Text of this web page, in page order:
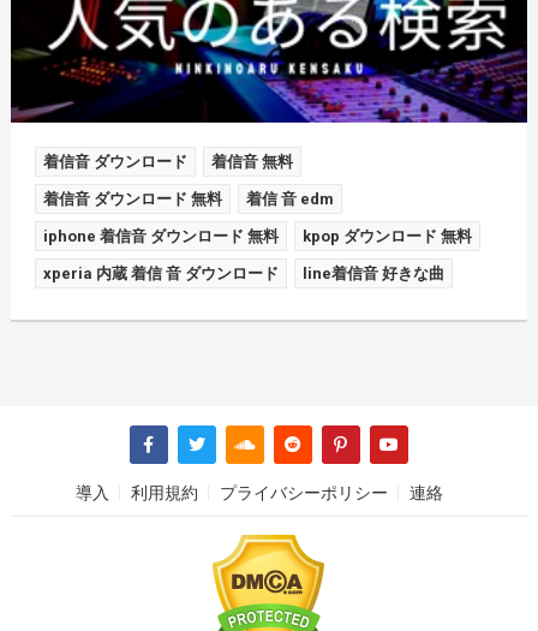
着信音 ダウンロード 着信音 無料
着信音 ダウンロード 無料 着信 音 edm
iphone 着信音 ダウンロード 無料 kpop ダウンロード 無料
xperia 内蔵 着信 音 ダウンロード line着信音 好きな曲
導入 利用規約 プライバシーポリシー 連絡